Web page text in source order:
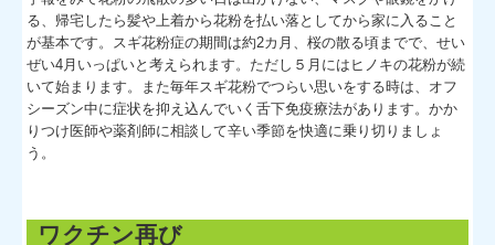
る、帰宅したら髪や上着から花粉を払い落としてから家に入ること
が基本です。スギ花粉症の期間は約2カ月、桜の散る頃までで、せい
ぜい4月いっぱいと考えられます。ただし５月にはヒノキの花粉が続
いて始まります。また毎年スギ花粉でつらい思いをする時は、オフ
シーズン中に症状を抑え込んでいく舌下免疫療法があります。かか
りつけ医師や薬剤師に相談して辛い季節を快適に乗り切りましょ
う。
ワクチン再び